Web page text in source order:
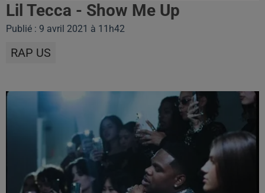
Lil Tecca - Show Me Up
Publié : 9 avril 2021 à 11h42
RAP US